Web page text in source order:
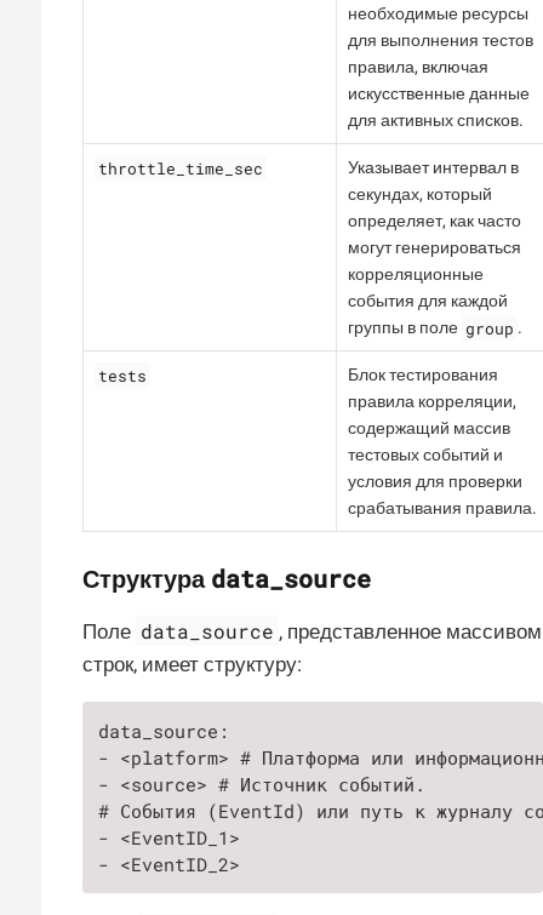
необходимые ресурсы
для выполнения тестов
правила, включая
искусственные данные
для активных списков.
throttle_time_sec
Указывает интервал в
секундах, который
определяет, как часто
могут генерироваться
корреляционные
события для каждой
группы в поле group .
tests
Блок тестирования
правила корреляции,
содержащий массив
тестовых событий и
условия для проверки
срабатывания правила.
Структура data_source
Поле data_source , представленное массивом
строк, имеет структуру:
data_source:
- <platform> # Платформа или
- <source> # Источник событий.
# События (EventId) или путь к журналу
- <EventID_1>
- <EventID_2>